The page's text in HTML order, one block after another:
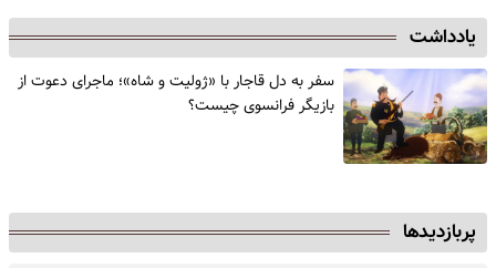
یادداشت
سفر به دل قاجار با «ژولیت و شاه»؛ ماجرای دعوت از
‌بازیگر فرانسوی چیست؟
پربازدیدها